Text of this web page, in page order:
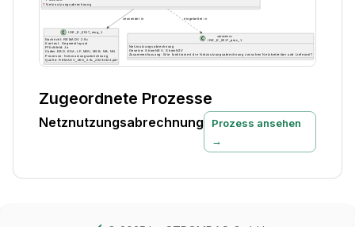
Zugeordnete Prozesse
Netznutzungsabrechnung
Prozess ansehen
→